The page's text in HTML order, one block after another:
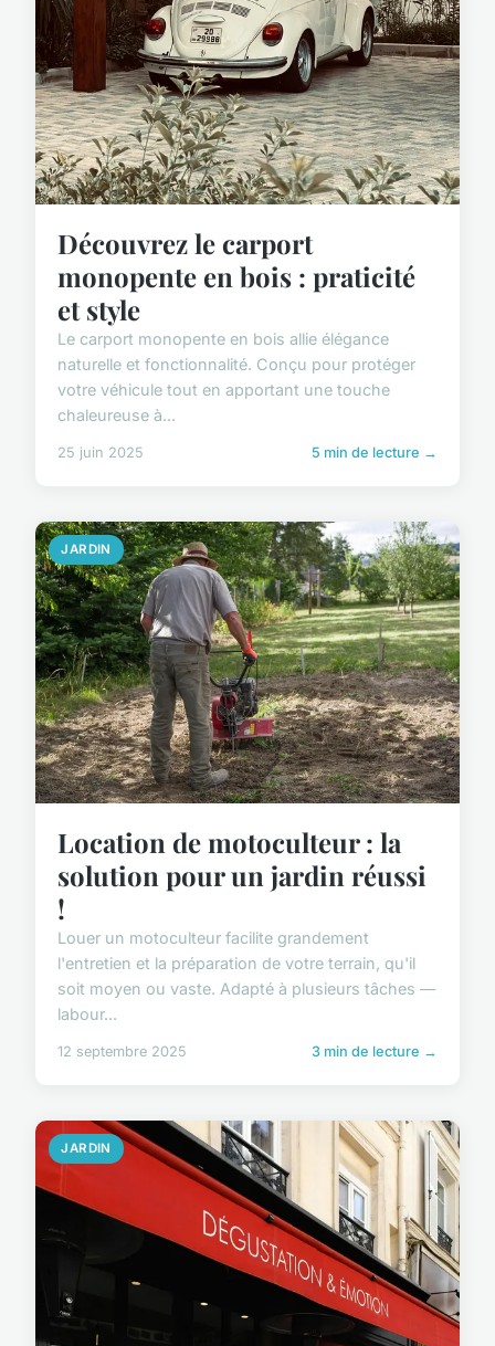
Découvrez le carport
monopente en bois : praticité
et style
Le carport monopente en bois allie élégance
naturelle et fonctionnalité. Conçu pour protéger
votre véhicule tout en apportant une touche
chaleureuse à...
25 juin 2025 5 min de lecture →
JARDIN
Location de motoculteur : la
solution pour un jardin réussi
!
Louer un motoculteur facilite grandement
l'entretien et la préparation de votre terrain, qu'il
soit moyen ou vaste. Adapté à plusieurs tâches —
labour...
12 septembre 2025 3 min de lecture →
JARDIN